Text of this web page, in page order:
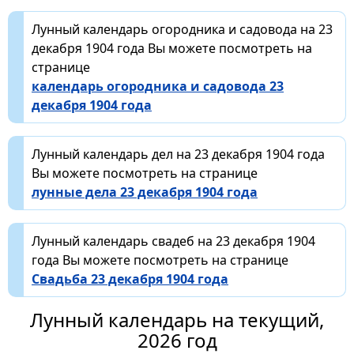
Лунный календарь огородника и садовода на 23
декабря 1904 года Вы можете посмотреть на
странице
календарь огородника и садовода 23
декабря 1904 года
Лунный календарь дел на 23 декабря 1904 года
Вы можете посмотреть на странице
лунные дела 23 декабря 1904 года
Лунный календарь свадеб на 23 декабря 1904
года Вы можете посмотреть на странице
Свадьба 23 декабря 1904 года
Лунный календарь на текущий,
2026 год